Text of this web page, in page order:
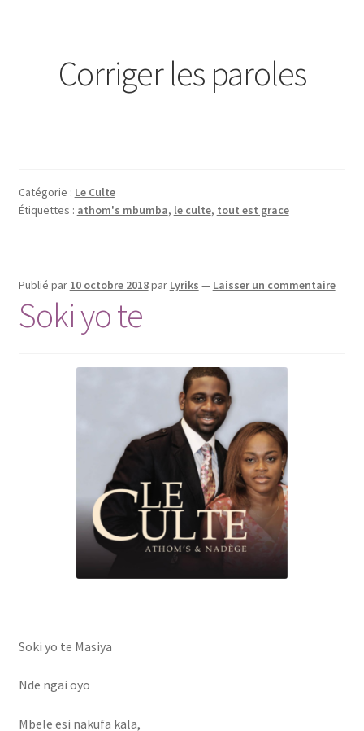
Corriger les paroles
Catégorie : Le Culte
Étiquettes : athom's mbumba, le culte, tout est grace
Publié par 10 octobre 2018par Lyriks — Laisser un commentaire
Soki yo te
Soki yo te Masiya
Nde ngai oyo
Mbele esi nakufa kala,